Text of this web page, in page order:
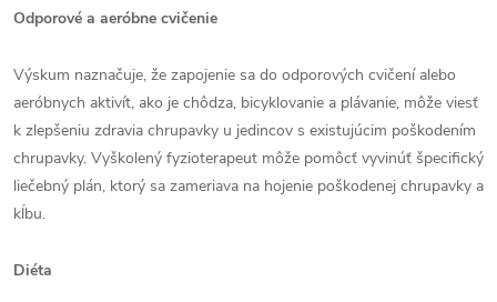
Odporové a aeróbne cvičenie
Výskum naznačuje, že zapojenie sa do odporových cvičení alebo
aeróbnych aktivít, ako je chôdza, bicyklovanie a plávanie, môže viesť
k zlepšeniu zdravia chrupavky u jedincov s existujúcim poškodením
chrupavky. Vyškolený fyzioterapeut môže pomôcť vyvinúť špecifický
liečebný plán, ktorý sa zameriava na hojenie poškodenej chrupavky a
kĺbu.
Diéta